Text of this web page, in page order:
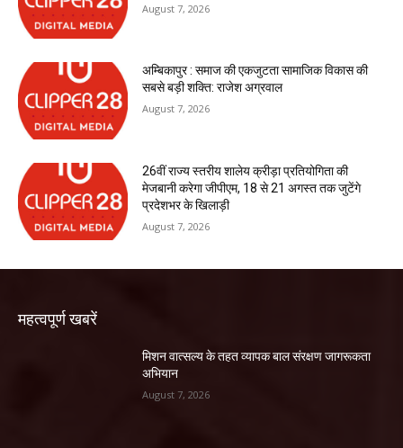
August 7, 2026
अम्बिकापुर : समाज की एकजुटता सामाजिक विकास की
सबसे बड़ी शक्ति: राजेश अग्रवाल
August 7, 2026
26वीं राज्य स्तरीय शालेय क्रीड़ा प्रतियोगिता की
मेजबानी करेगा जीपीएम, 18 से 21 अगस्त तक जुटेंगे
प्रदेशभर के खिलाड़ी
August 7, 2026
महत्वपूर्ण खबरें
मिशन वात्सल्य के तहत व्यापक बाल संरक्षण जागरूकता
अभियान
August 7, 2026